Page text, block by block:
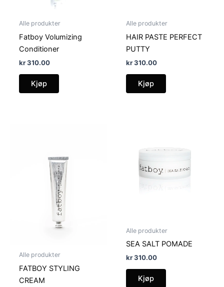
Alle produkter
Fatboy Volumizing
Conditioner
kr310.00
Kjøp
Alle produkter
HAIR PASTE PERFECT
PUTTY
kr310.00
Kjøp
Alle produkter
FATBOY STYLING
CREAM
Alle produkter
SEA SALT POMADE
kr310.00
Kjøp